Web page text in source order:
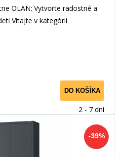
OLAN: Vytvorte radostné a
Vitajte v kategórii
DO KOŠÍKA
2 - 7 dní
-39%